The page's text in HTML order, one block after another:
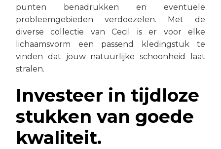
punten benadrukken en eventuele
probleemgebieden verdoezelen. Met de
diverse collectie van Cecil is er voor elke
lichaamsvorm een passend kledingstuk te
vinden dat jouw natuurlijke schoonheid laat
stralen.
Investeer in tijdloze
stukken van goede
kwaliteit.